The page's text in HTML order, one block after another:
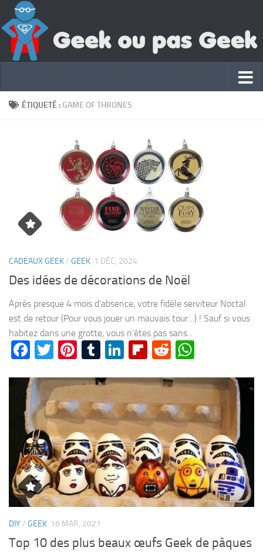
ÉTIQUETÉ : GAME OF THRONES
CADEAUX GEEK/ GEEK 1 DÉC, 2024
Des idées de décorations de Noël
Après presque 4 mois d’absence, votre fidèle serviteur Noctal
est de retour (Pour vous jouer un mauvais tour…) ! Sauf si vous
habitez dans une grotte, vous n’êtes pas sans...
Facebook
Twitter
Pinterest
Tumblr
LinkedIn
Flipboard
Reddit
DIY/ GEEK 16 MAR, 2021
Top 10 des plus beaux œufs Geek de pâques